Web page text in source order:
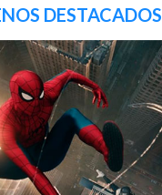
DESTACADOS